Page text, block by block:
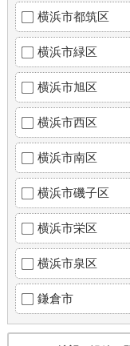
横浜市都筑区
横浜市緑区
横浜市旭区
横浜市西区
横浜市南区
横浜市磯子区
横浜市栄区
横浜市泉区
鎌倉市